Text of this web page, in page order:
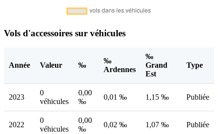
Vols d'accessoires sur véhicules
Année Valeur ‰
‰
Ardennes
‰
Grand
Est
Type
2023
0
véhicules
0,00
‰
0,01 ‰ 1,15 ‰ Publiée
2022
0
véhicules
0,00
‰
0,02 ‰ 1,07 ‰ Publiée